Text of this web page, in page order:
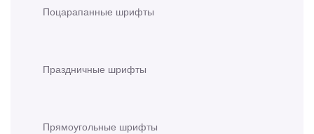
Поцарапанные шрифты
Праздничные шрифты
Прямоугольные шрифты